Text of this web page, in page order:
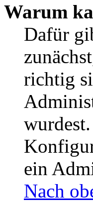
Warum
Dafür
richtig
ein
Nach